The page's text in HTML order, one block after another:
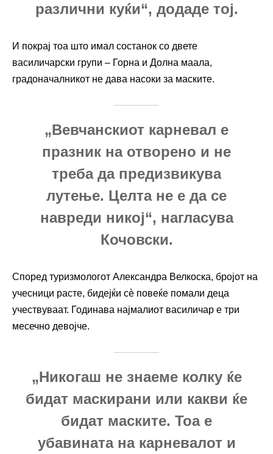
различни куќи“, додаде тој.
И покрај тоа што имал состанок со двете
василичарски групи – Горна и Долна маала,
градоначалникот не дава насоки за маските.
„Вевчанскиот карневал е
празник на отворено и не
треба да предизвикува
лутење. Целта не е да се
навреди никој“, нагласува
Кочовски.
Според туризмологот Александра Велкоска, бројот на
учесници расте, бидејќи сè повеќе помали деца
учествуваат. Годинава најмалиот василичар е три
месечно девојче.
„Никогаш не знаеме колку ќе
бидат маскирани или какви ќе
бидат маските. Тоа е
убавината на карневалот и